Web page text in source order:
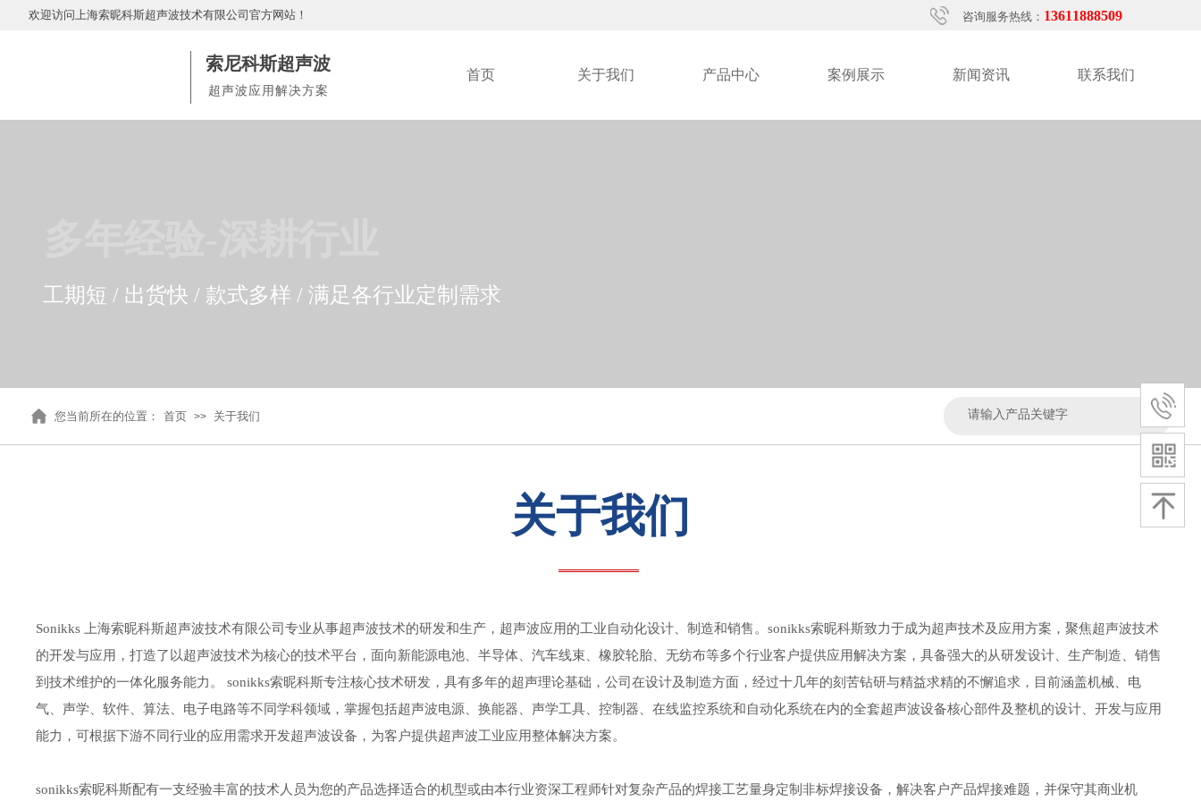
咨询服务热线： 13611888509
欢迎访问上海索昵科斯超声波技术有限公司官方网站 ！
索尼科斯超声波
首页 关于我们 产品中心 案例展示 新闻资讯 联系我们
超声波应用解决方案
工期短 / 出货快 / 款式多样 / 满足各行业定制需求
您当前所在的位置： 首页 >> 关于我们
关于我们
Sonikks 上海索昵科斯超声波技术有限公司专业从事超声波技术的研发和生产，超声波应用的工业自动化设计、制造和销售。sonikks索昵科斯致力于成为超声技术及应用方案，聚焦超声波技术
的开发与应用，打造了以超声波技术为核心的技术平台，面向新能源电池、半导体、汽车线束、橡胶轮胎、无纺布等多个行业客户提供应用解决方案，具备强大的从研发设计、生产制造、销售
到技术维护的一体化服务能力。 sonikks索昵科斯专注核心技术研发，具有多年的超声理论基础，公司在设计及制造方面，经过十几年的刻苦钻研与精益求精的不懈追求，目前涵盖机械、电
气、声学、软件、算法、电子电路等不同学科领域，掌握包括超声波电源、换能器、声学工具、控制器、在线监控系统和自动化系统在内的全套超声波设备核心部件及整机的设计、开发与应用
能力，可根据下游不同行业的应用需求开发超声波设备，为客户提供超声波工业应用整体解决方案。
sonikks索昵科斯配有一支经验丰富的技术人员为您的产品选择适合的机型或由本行业资深工程师针对复杂产品的焊接工艺量身定制非标焊接设备，解决客户产品焊接难题，并保守其商业机